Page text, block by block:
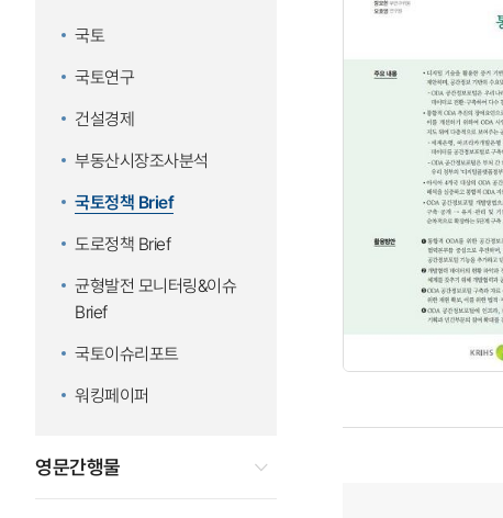
국토
국토연구
건설경제
부동산시장조사분석
국토정책 Brief
도로정책 Brief
균형발전 모니터링&이슈
Brief
국토이슈리포트
워킹페이퍼
영문간행물